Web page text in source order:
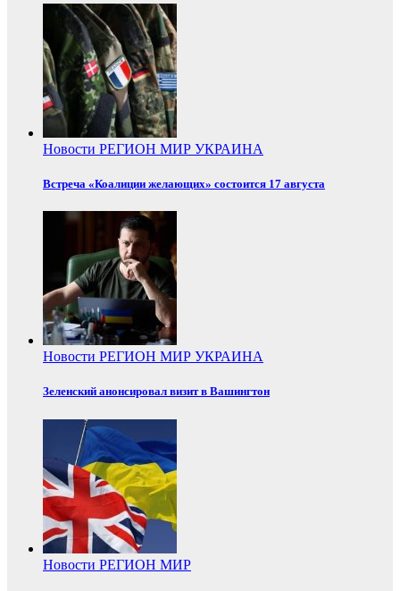
Новости РЕГИОН МИР УКРАИНА
Встреча «Коалиции желающих» состоится 17 августа
Новости РЕГИОН МИР УКРАИНА
Зеленский анонсировал визит в Вашингтон
Новости РЕГИОН МИР